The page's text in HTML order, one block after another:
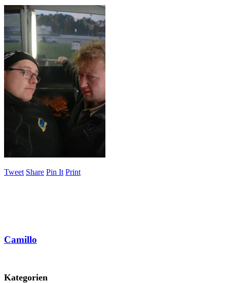
Tweet Share Pin It Print
Camillo
Kategorien